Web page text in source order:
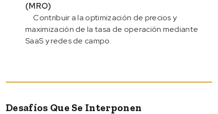
(MRO)
Contribuir a la optimización de precios y
maximización de la tasa de operación mediante
SaaS y redes de campo.
Desafíos Que Se Interponen